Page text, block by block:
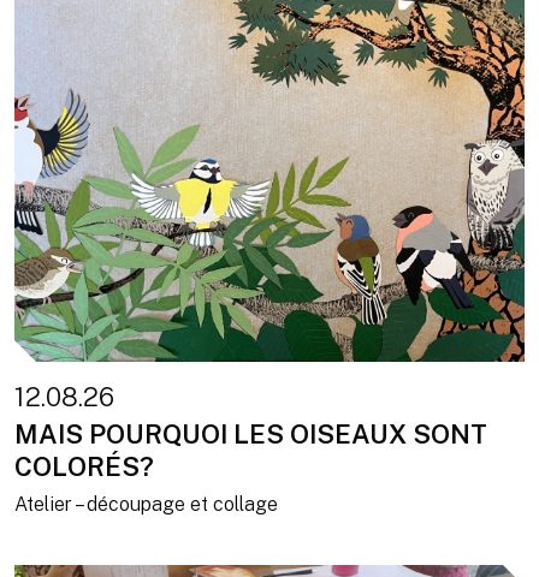
12.08.26
MAIS POURQUOI LES OISEAUX SONT
COLORÉS?
Atelier – découpage et collage